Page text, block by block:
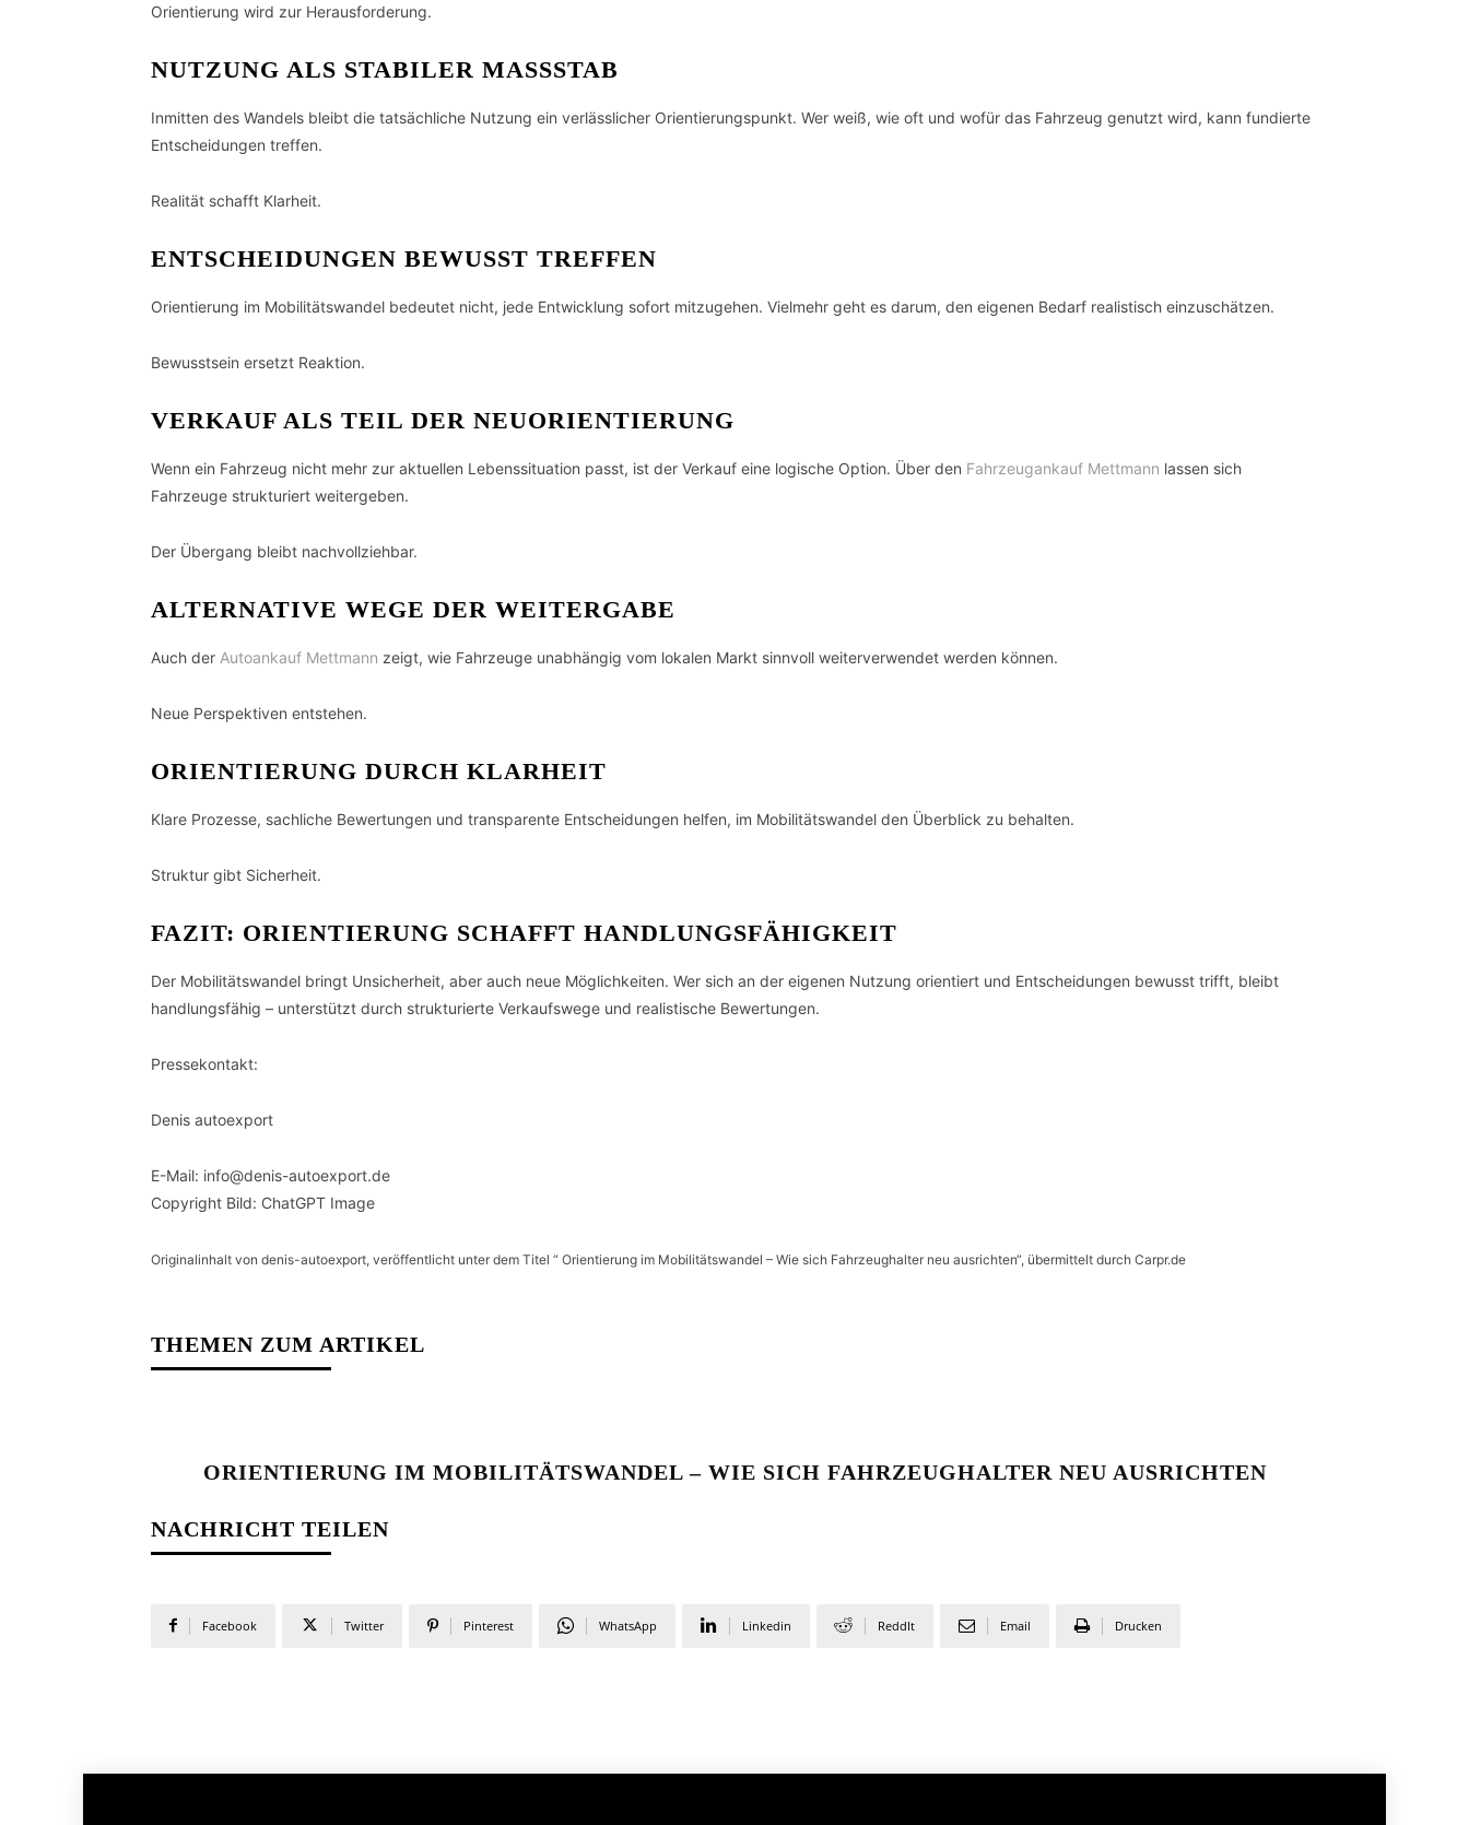
Orientierung wird zur Herausforderung.
NUTZUNG ALS STABILER MASSSTAB
Inmitten des Wandels bleibt die tatsächliche Nutzung ein verlässlicher Orientierungspunkt. Wer weiß, wie oft und wofür das Fahrzeug genutzt wird, kann fundierte
Entscheidungen treffen.
Realität schafft Klarheit.
ENTSCHEIDUNGEN BEWUSST TREFFEN
Orientierung im Mobilitätswandel bedeutet nicht, jede Entwicklung sofort mitzugehen. Vielmehr geht es darum, den eigenen Bedarf realistisch einzuschätzen.
Bewusstsein ersetzt Reaktion.
VERKAUF ALS TEIL DER NEUORIENTIERUNG
Wenn ein Fahrzeug nicht mehr zur aktuellen Lebenssituation passt, ist der Verkauf eine logische Option. Über den Fahrzeugankauf Mettmann lassen sich
Fahrzeuge strukturiert weitergeben.
Der Übergang bleibt nachvollziehbar.
ALTERNATIVE WEGE DER WEITERGABE
Auch der Autoankauf Mettmann zeigt, wie Fahrzeuge unabhängig vom lokalen Markt sinnvoll weiterverwendet werden können.
Neue Perspektiven entstehen.
ORIENTIERUNG DURCH KLARHEIT
Klare Prozesse, sachliche Bewertungen und transparente Entscheidungen helfen, im Mobilitätswandel den Überblick zu behalten.
Struktur gibt Sicherheit.
FAZIT: ORIENTIERUNG SCHAFFT HANDLUNGSFÄHIGKEIT
Der Mobilitätswandel bringt Unsicherheit, aber auch neue Möglichkeiten. Wer sich an der eigenen Nutzung orientiert und Entscheidungen bewusst trifft, bleibt
handlungsfähig – unterstützt durch strukturierte Verkaufswege und realistische Bewertungen.
Pressekontakt:
Denis autoexport
E-Mail: info@denis-autoexport.de
Copyright Bild: ChatGPT Image
Originalinhalt von denis-autoexport, veröffentlicht unter dem Titel “ Orientierung im Mobilitätswandel – Wie sich Fahrzeughalter neu ausrichten“, übermittelt durch Carpr.de
THEMEN ZUM ARTIKEL
ORIENTIERUNG IM MOBILITÄTSWANDEL – WIE SICH FAHRZEUGHALTER NEU AUSRICHTEN
NACHRICHT TEILEN
Facebook Twitter Pinterest WhatsApp Linkedin ReddIt Email Drucken